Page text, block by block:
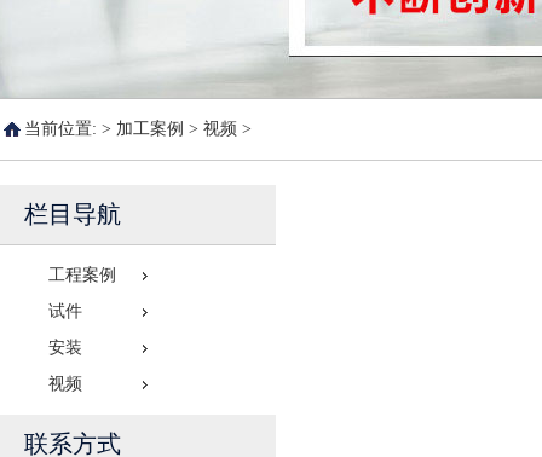
当前位置: > 加工案例 > 视频 >
栏目导航
工程案例
试件
安装
视频
联系方式